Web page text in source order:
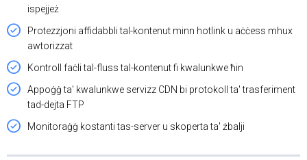
ispejjeż
Protezzjoni affidabbli tal-kontenut minn hotlink u aċċess mhux
awtorizzat
Kontroll faċli tal-fluss tal-kontenut fi kwalunkwe ħin
Appoġġ ta' kwalunkwe servizz CDN bi protokoll ta' trasferiment
tad-dejta FTP
Monitoraġġ kostanti tas-server u skoperta ta' żbalji